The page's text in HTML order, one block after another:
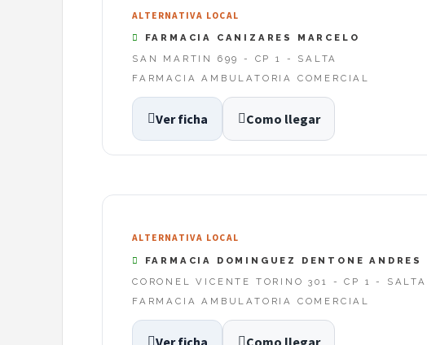
ALTERNATIVA LOCAL
FARMACIA CANIZARES MARCELO
SAN MARTIN 699 - CP 1 - SALTA
FARMACIA AMBULATORIA COMERCIAL
Ver ficha Como llegar
ALTERNATIVA LOCAL
FARMACIA DOMINGUEZ DENTONE ANDRES
CORONEL VICENTE TORINO 301 - CP 1 - SALTA
FARMACIA AMBULATORIA COMERCIAL
Ver ficha Como llegar